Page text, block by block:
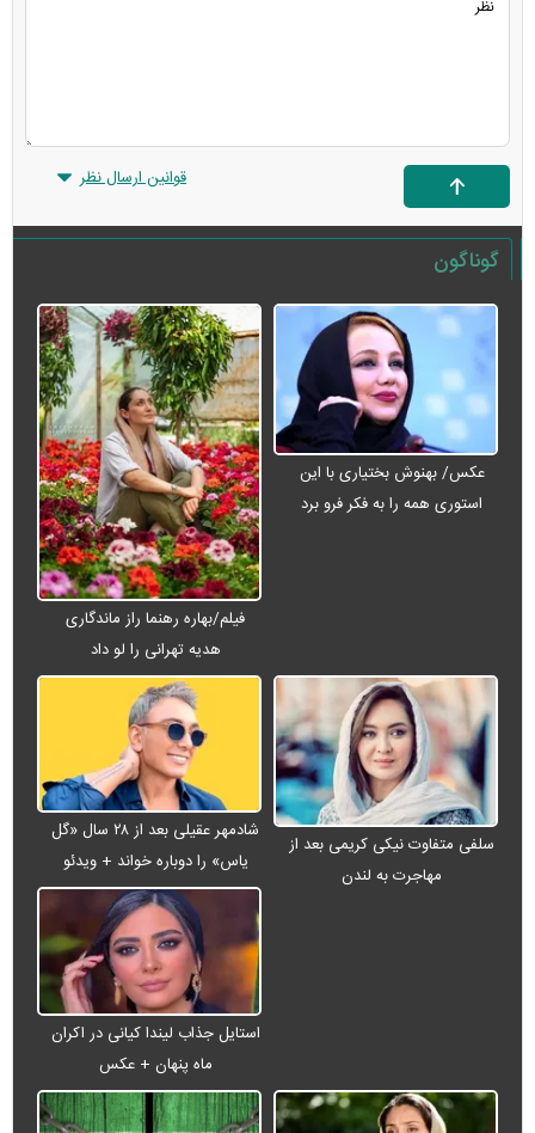
قوانین ارسال نظر
گوناگون
عکس/ بهنوش بختیاری با این
استوری همه را به فکر فرو برد
فیلم/بهاره رهنما راز ماندگاری
هدیه تهرانی را لو داد
سلفی متفاوت نیکی کریمی بعد از
مهاجرت به لندن
شادمهر عقیلی بعد از ۲۸ سال «گل
یاس» را دوباره خواند + ویدئو
استایل جذاب لیندا کیانی در اکران
ماه پنهان + عکس